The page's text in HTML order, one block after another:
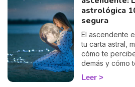
astrológica
segura
El ascendente
tu carta astral,
cómo te
demás y cómo
al mundo. Con
cálculo gratuito
Leer